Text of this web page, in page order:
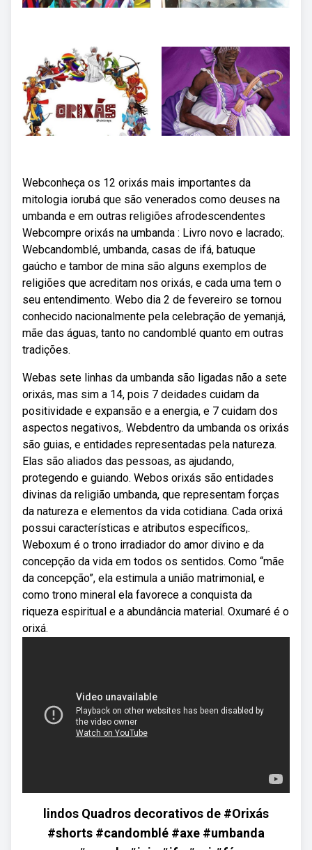
Webconheça os 12 orixás mais importantes da
mitologia iorubá que são venerados como deuses na
umbanda e em outras religiões afrodescendentes
Webcompre orixás na umbanda : Livro novo e lacrado;.
Webcandomblé, umbanda, casas de ifá, batuque
gaúcho e tambor de mina são alguns exemplos de
religiões que acreditam nos orixás, e cada uma tem o
seu entendimento. Webo dia 2 de fevereiro se tornou
conhecido nacionalmente pela celebração de yemanjá,
mãe das águas, tanto no candomblé quanto em outras
tradições.
Webas sete linhas da umbanda são ligadas não a sete
orixás, mas sim a 14, pois 7 deidades cuidam da
positividade e expansão e a energia, e 7 cuidam dos
aspectos negativos,. Webdentro da umbanda os orixás
são guias, e entidades representadas pela natureza.
Elas são aliados das pessoas, as ajudando,
protegendo e guiando. Webos orixás são entidades
divinas da religião umbanda, que representam forças
da natureza e elementos da vida cotidiana. Cada orixá
possui características e atributos específicos,.
Weboxum é o trono irradiador do amor divino e da
concepção da vida em todos os sentidos. Como “mãe
da concepção”, ela estimula a união matrimonial, e
como trono mineral ela favorece a conquista da
riqueza espiritual e a abundância material. Oxumaré é o
orixá.
lindos Quadros decorativos de #Orixás
#shorts #candomblé #axe #umbanda